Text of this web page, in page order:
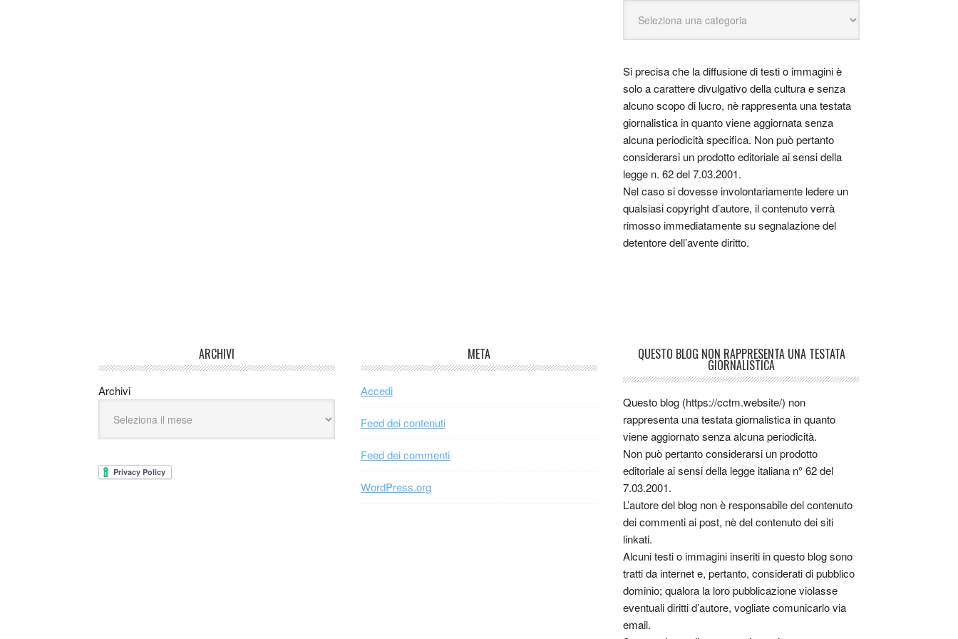
Si precisa che la diffusione di testi o immagini è
solo a carattere divulgativo della cultura e senza
alcuno scopo di lucro, nè rappresenta una testata
giornalistica in quanto viene aggiornata senza
alcuna periodicità specifica. Non può pertanto
considerarsi un prodotto editoriale ai sensi della
legge n. 62 del 7.03.2001.
Nel caso si dovesse involontariamente ledere un
qualsiasi copyright d’autore, il contenuto verrà
rimosso immediatamente su segnalazione del
detentore dell’avente diritto.
ARCHIVI
Archivi
META
Accedi
Feed dei contenuti
Feed dei commenti
WordPress.org
QUESTO BLOG NON RAPPRESENTA UNA TESTATA
GIORNALISTICA
Questo blog (https://cctm.website/) non
rappresenta una testata giornalistica in quanto
viene aggiornato senza alcuna periodicità.
Non può pertanto considerarsi un prodotto
editoriale ai sensi della legge italiana n° 62 del
7.03.2001.
L’autore del blog non è responsabile del contenuto
dei commenti ai post, nè del contenuto dei siti
linkati.
Alcuni testi o immagini inseriti in questo blog sono
tratti da internet e, pertanto, considerati di pubblico
dominio; qualora la loro pubblicazione violasse
eventuali diritti d’autore, vogliate comunicarlo via
email.